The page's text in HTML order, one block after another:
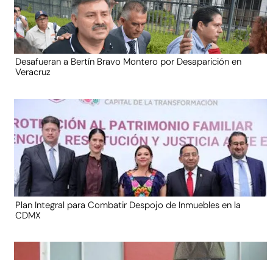
Desafueran a Bertín Bravo Montero por Desaparición en
Veracruz
Plan Integral para Combatir Despojo de Inmuebles en la
CDMX